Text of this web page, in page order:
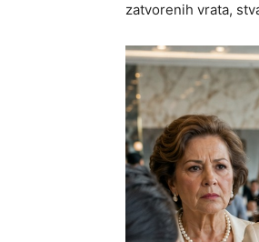
zatvorenih vrata,